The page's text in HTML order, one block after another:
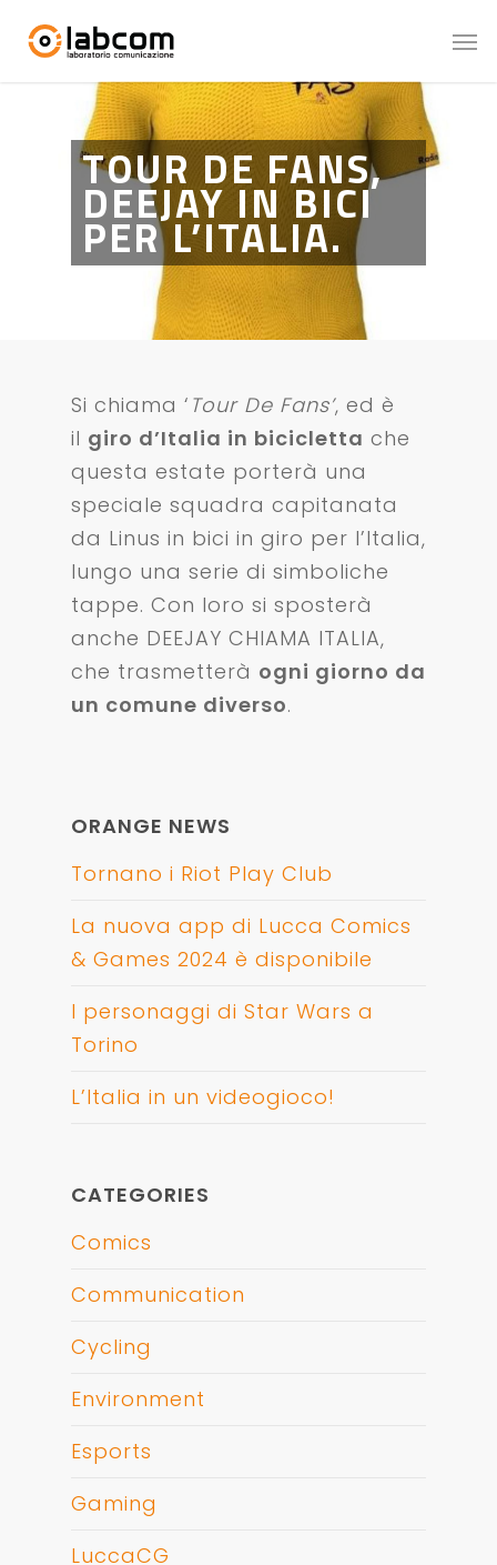
TOUR DE FANS,
DEEJAY IN BICI
PER L’ITALIA.
Si chiama ‘ Tour De Fans’, ed è
il giro d’Italia in bicicletta che
questa estate porterà una
speciale squadra capitanata
da Linus in bici in giro per l’Italia,
lungo una serie di simboliche
tappe. Con loro si sposterà
anche DEEJAY CHIAMA ITALIA,
che trasmetterà ogni giorno da
un comune diverso.
ORANGE NEWS
Tornano i Riot Play Club
La nuova app di Lucca Comics
& Games 2024 è disponibile
I personaggi di Star Wars a
Torino
L’Italia in un videogioco!
CATEGORIES
Comics
Communication
Cycling
Environment
Esports
Gaming
LuccaCG